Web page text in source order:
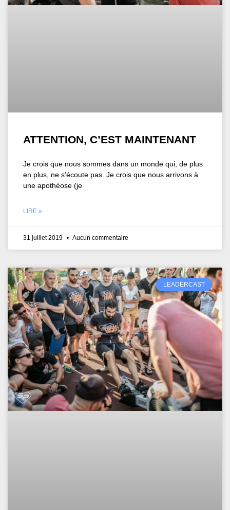
ATTENTION, C’EST MAINTENANT
Je crois que nous sommes dans un monde qui, de plus
en plus, ne s’écoute pas. Je crois que nous arrivons à
une apothéose (je
LIRE »
31 juillet 2019 Aucun commentaire
LEADERCAST